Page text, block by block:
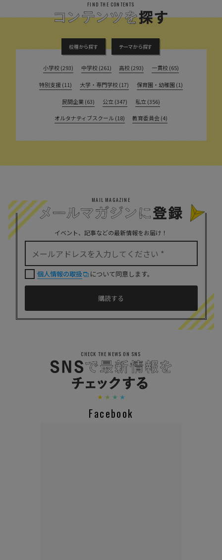
FIND THE CONTENTS
校種から探す テーマから探す
小学校 (293) 中学校 (261) 高校 (293) 一貫校 (65)
特別支援 (11) 大学・専門学校 (17) 保育園・幼稚園 (1)
民間企業 (63) 公立 (347) 私立 (356)
オルタナティブスクール (18) 教育委員会 (4)
MAIL MAGAZINE
イベント、記事などの最新情報をお届け！
個人情報の取扱 について同意します。
CHECK THE NEWS ON SNS
Facebook